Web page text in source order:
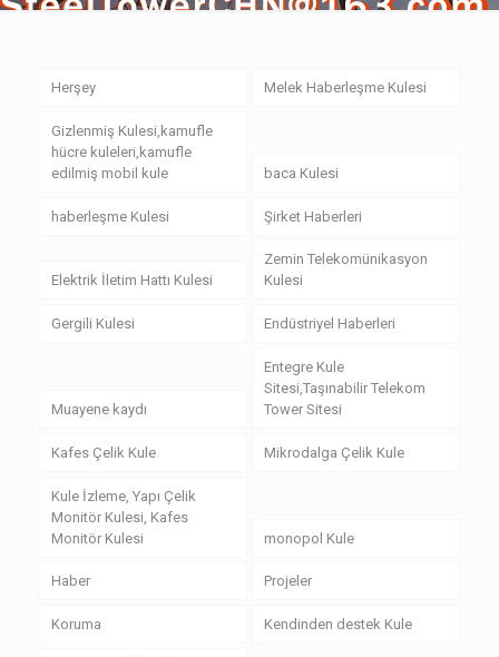
Herşey Melek Haberleşme Kulesi
Gizlenmiş Kulesi,kamufle
hücre kuleleri,kamufle
edilmiş mobil kule
baca Kulesi
haberleşme Kulesi Şirket Haberleri
Elektrik İletim Hattı Kulesi
Zemin Telekomünikasyon
Kulesi
Gergili Kulesi Endüstriyel Haberleri
Muayene kaydı
Entegre Kule
Sitesi,Taşınabilir Telekom
Tower Sitesi
Kafes Çelik Kule Mikrodalga Çelik Kule
Kule İzleme, Yapı Çelik
Monitör Kulesi, Kafes
Monitör Kulesi
monopol Kule
Haber Projeler
Koruma Kendinden destek Kule